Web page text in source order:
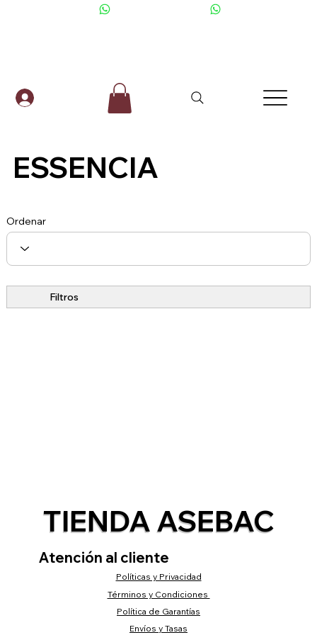
ESSENCIA
Filtros
Ordenar
TIENDA ASEBAC
Atención al cliente
Políticas y Privacidad
Términos y Condiciones
Envíos y Tasas
Política de Garantías